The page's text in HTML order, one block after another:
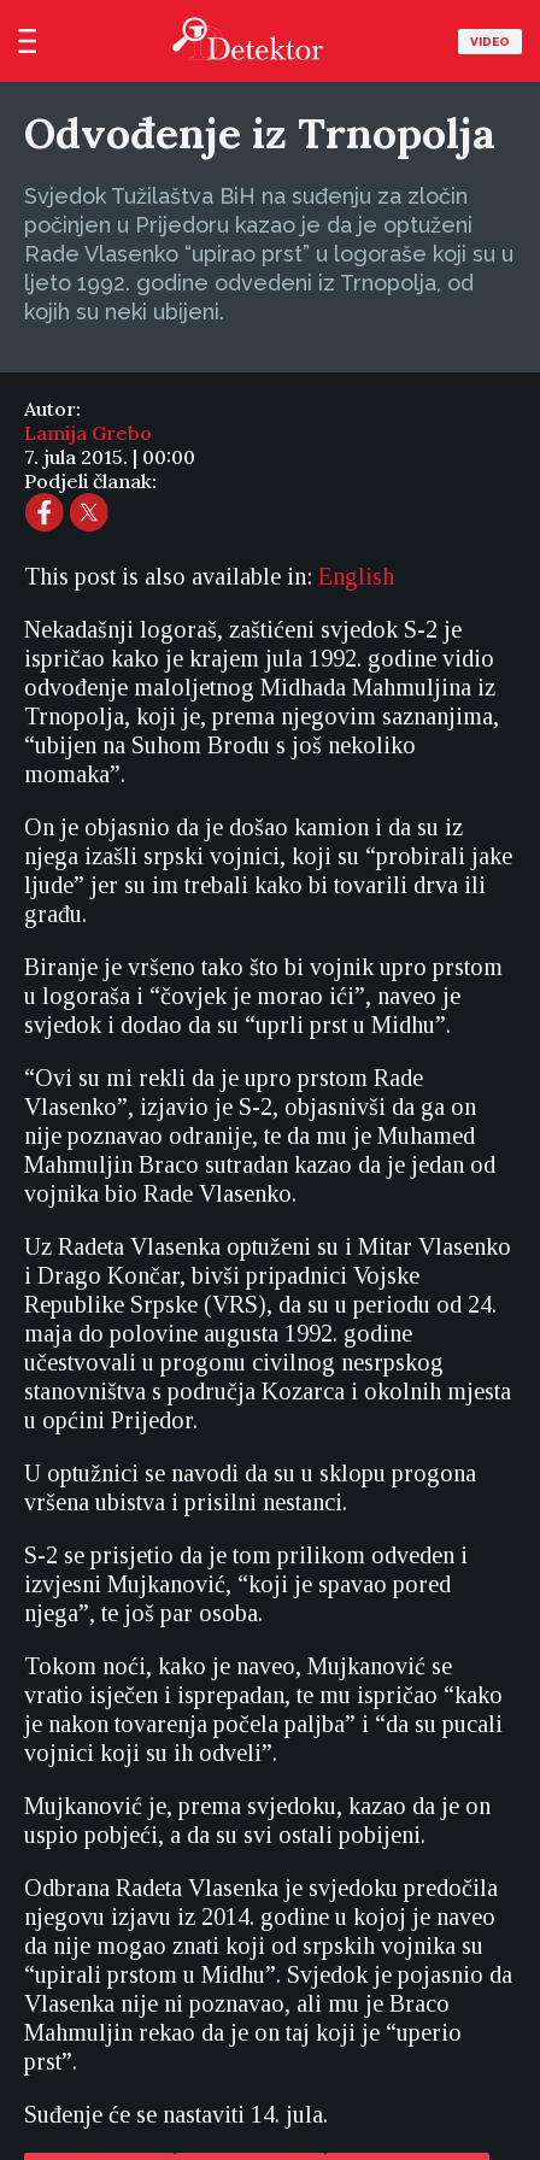
VIDEO
Odvođenje iz Trnopolja
Svjedok Tužilaštva BiH na suđenju za zločin
počinjen u Prijedoru kazao je da je optuženi
Rade Vlasenko “upirao prst” u logoraše koji su u
ljeto 1992. godine odvedeni iz Trnopolja, od
kojih su neki ubijeni.
Autor:
Lamija Grebo
7. jula 2015. | 00:00
Podjeli članak:
This post is also available in: English
Nekadašnji logoraš, zaštićeni svjedok S-2 je
ispričao kako je krajem jula 1992. godine vidio
odvođenje maloljetnog Midhada Mahmuljina iz
Trnopolja, koji je, prema njegovim saznanjima,
“ubijen na Suhom Brodu s još nekoliko
momaka”.
On je objasnio da je došao kamion i da su iz
njega izašli srpski vojnici, koji su “probirali jake
ljude” jer su im trebali kako bi tovarili drva ili
građu.
Biranje je vršeno tako što bi vojnik upro prstom
u logoraša i “čovjek je morao ići”, naveo je
svjedok i dodao da su “uprli prst u Midhu”.
“Ovi su mi rekli da je upro prstom Rade
Vlasenko”, izjavio je S-2, objasnivši da ga on
nije poznavao odranije, te da mu je Muhamed
Mahmuljin Braco sutradan kazao da je jedan od
vojnika bio Rade Vlasenko.
Uz Radeta Vlasenka optuženi su i Mitar Vlasenko
i Drago Končar, bivši pripadnici Vojske
Republike Srpske (VRS), da su u periodu od 24.
maja do polovine augusta 1992. godine
učestvovali u progonu civilnog nesrpskog
stanovništva s područja Kozarca i okolnih mjesta
u općini Prijedor.
U optužnici se navodi da su u sklopu progona
vršena ubistva i prisilni nestanci.
S-2 se prisjetio da je tom prilikom odveden i
izvjesni Mujkanović, “koji je spavao pored
njega”, te još par osoba.
Tokom noći, kako je naveo, Mujkanović se
vratio isječen i isprepadan, te mu ispričao “kako
je nakon tovarenja počela paljba” i “da su pucali
vojnici koji su ih odveli”.
Mujkanović je, prema svjedoku, kazao da je on
uspio pobjeći, a da su svi ostali pobijeni.
Odbrana Radeta Vlasenka je svjedoku predočila
njegovu izjavu iz 2014. godine u kojoj je naveo
da nije mogao znati koji od srpskih vojnika su
“upirali prstom u Midhu”. Svjedok je pojasnio da
Vlasenka nije ni poznavao, ali mu je Braco
Mahmuljin rekao da je on taj koji je “uperio
prst”.
Suđenje će se nastaviti 14. jula.